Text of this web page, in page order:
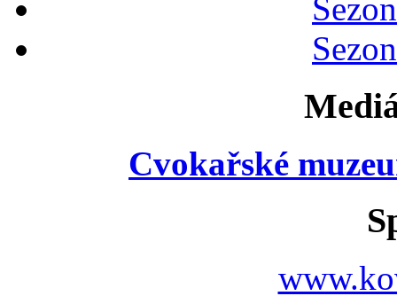
Cvokařské